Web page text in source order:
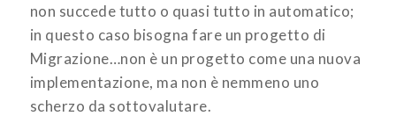
non succede tutto o quasi tutto in automatico;
in questo caso bisogna fare un progetto di
Migrazione…non è un progetto come una nuova
implementazione, ma non è nemmeno uno
scherzo da sottovalutare.